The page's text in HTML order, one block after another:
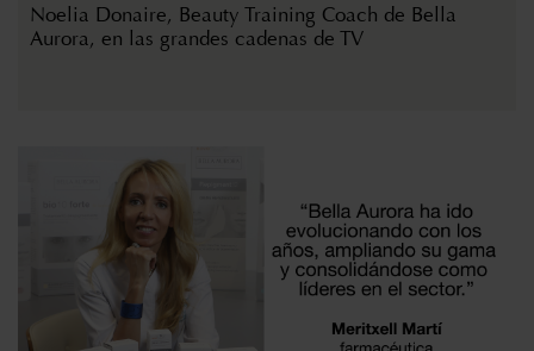
Noelia Donaire, Beauty Training Coach de Bella
Aurora, en las grandes cadenas de TV